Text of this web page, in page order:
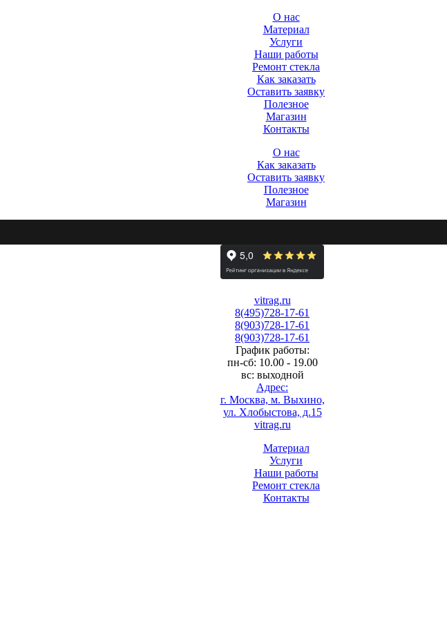
О нас
Материал
Услуги
Наши работы
Ремонт стекла
Как заказать
Оставить заявку
Полезное
Магазин
Контакты
О нас
Как заказать
Оставить заявку
Полезное
Магазин
vitrag.ru
8(495)728-17-61
8(903)728-17-61
8(903)728-17-61
График работы:
пн-сб: 10.00 - 19.00
вс: выходной
Адрес:
г. Москва, м. Выхино,
ул. Хлобыстова, д.15
vitrag.ru
Материал
Услуги
Наши работы
Ремонт стекла
Контакты